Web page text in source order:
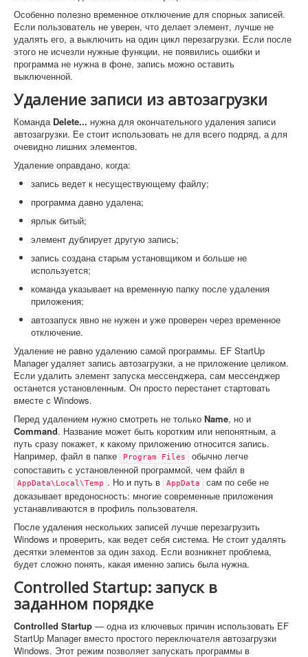
Особенно полезно временное отключение для спорных записей.
Если пользователь не уверен, что делает элемент, лучше не
удалять его, а выключить на один цикл перезагрузки. Если после
этого не исчезли нужные функции, не появились ошибки и
программа не нужна в фоне, запись можно оставить
выключенной.
Удаление записи из автозагрузки
Команда Delete... нужна для окончательного удаления записи
автозагрузки. Ее стоит использовать не для всего подряд, а для
очевидно лишних элементов.
Удаление оправдано, когда:
запись ведет к несуществующему файлу;
программа давно удалена;
ярлык битый;
элемент дублирует другую запись;
запись создана старым установщиком и больше не
используется;
команда указывает на временную папку после удаления
приложения;
автозапуск явно не нужен и уже проверен через временное
отключение.
Удаление не равно удалению самой программы. EF StartUp
Manager удаляет запись автозагрузки, а не приложение целиком.
Если удалить элемент запуска мессенджера, сам мессенджер
останется установленным. Он просто перестанет стартовать
вместе с Windows.
Перед удалением нужно смотреть не только Name, но и
Command. Название может быть коротким или непонятным, а
путь сразу покажет, к какому приложению относится запись.
Например, файл в папке
Program Files
обычно легче
сопоставить с установленной программой, чем файл в
AppData\Local\Temp . Но и путь в AppData
сам по себе не
доказывает вредоносность: многие современные приложения
устанавливаются в профиль пользователя.
После удаления нескольких записей лучше перезагрузить
Windows и проверить, как ведет себя система. Не стоит удалять
десятки элементов за один заход. Если возникнет проблема,
будет сложно понять, какая именно запись была нужна.
Controlled Startup: запуск в
заданном порядке
Controlled Startup — одна из ключевых причин использовать EF
StartUp Manager вместо простого переключателя автозагрузки
Windows. Этот режим позволяет запускать программы в